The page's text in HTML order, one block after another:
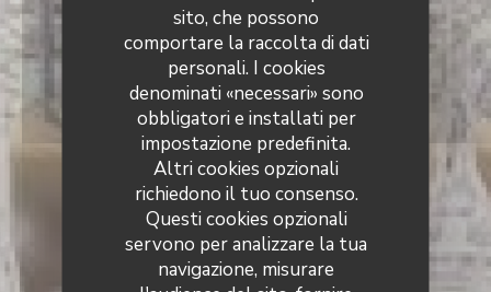
sito, che possono
comportare la raccolta di dati
personali. I cookies
denominati «necessari» sono
obbligatori e installati per
impostazione predefinita.
Altri cookies opzionali
richiedono il tuo consenso.
Questi cookies opzionali
servono per analizzare la tua
navigazione, misurare